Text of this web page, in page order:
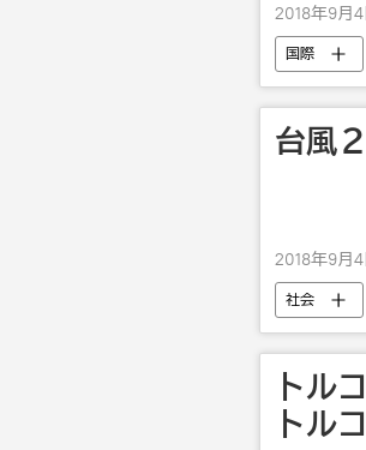
2018年9月
国際
台風
2018年9月
社会
トル
トル